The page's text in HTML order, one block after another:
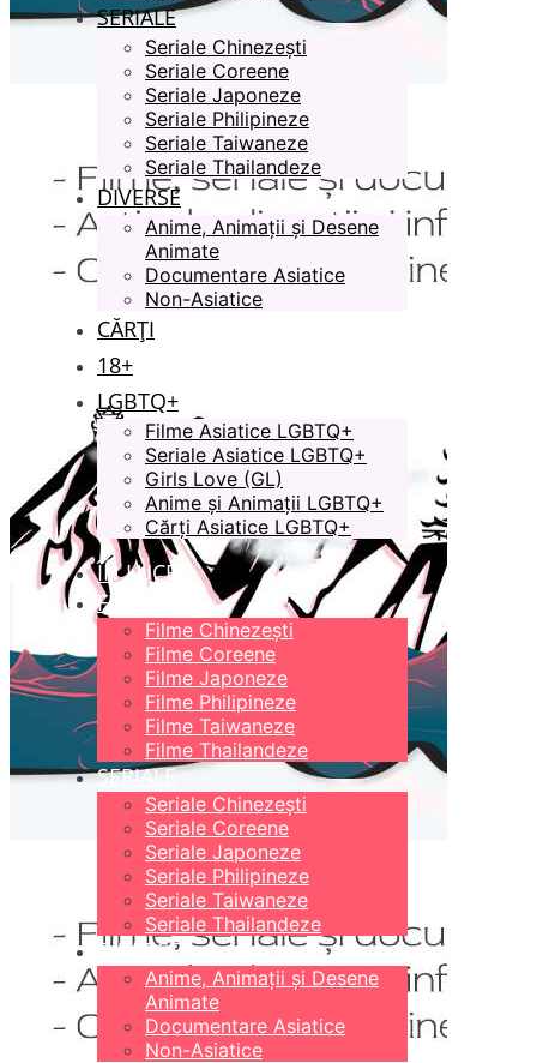
SERIALE
Seriale Chinezești
Seriale Coreene
Seriale Japoneze
Seriale Philipineze
Seriale Taiwaneze
Seriale Thailandeze
DIVERSE
Anime, Animații și Desene
Animate
Documentare Asiatice
Non-Asiatice
CĂRȚI
18+
LGBTQ+
Filme Asiatice LGBTQ+
Seriale Asiatice LGBTQ+
Girls Love (GL)
Anime și Animații LGBTQ+
Cărți Asiatice LGBTQ+
ÎN LUCRU
FILME
Filme Chinezești
Filme Coreene
Filme Japoneze
Filme Philipineze
Filme Taiwaneze
Filme Thailandeze
SERIALE
Seriale Chinezești
Seriale Coreene
Seriale Japoneze
Seriale Philipineze
Seriale Taiwaneze
Seriale Thailandeze
DIVERSE
Anime, Animații și Desene
Animate
Documentare Asiatice
Non-Asiatice